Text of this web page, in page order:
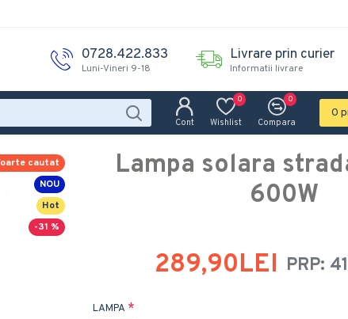
0728.422.833
Luni-Vineri 9-18
Livrare prin curier
Informatii livrare
Cont Wishlist
0
Compara
0
0
NOU
Hot
cautat
-31 %
Lampa solara
600W
PRP:
289,90LEI
LAMPA